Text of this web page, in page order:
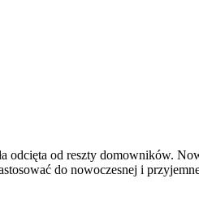
odcięta od reszty domowników.
do nowoczesnej i